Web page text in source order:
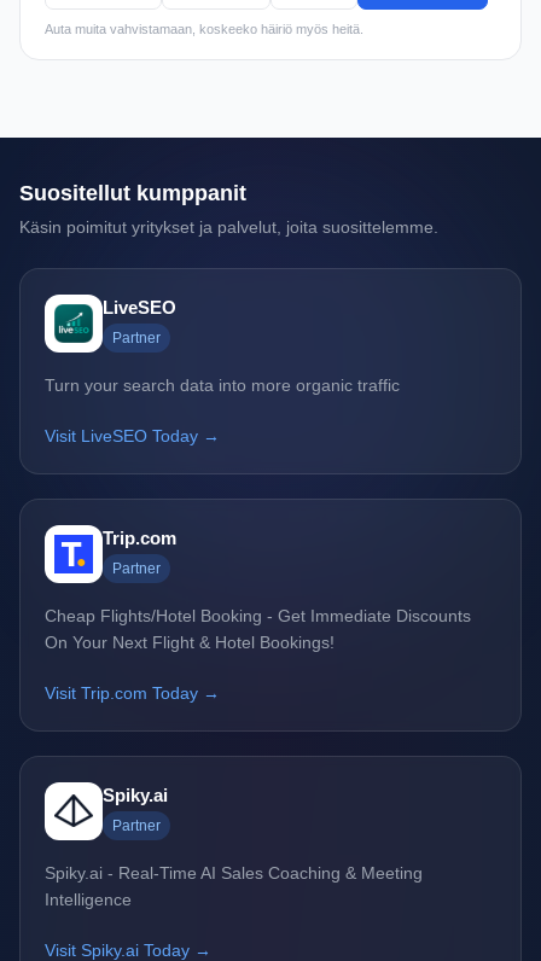
Auta muita vahvistamaan, koskeeko häiriö myös heitä.
Suositellut kumppanit
Käsin poimitut yritykset ja palvelut, joita suosittelemme.
LiveSEO
Partner
Turn your search data into more organic traffic
Visit LiveSEO Today →
Trip.com
Partner
Cheap Flights/Hotel Booking - Get Immediate Discounts
On Your Next Flight & Hotel Bookings!
Visit Trip.com Today →
Spiky.ai
Partner
Spiky.ai - Real-Time AI Sales Coaching & Meeting
Intelligence
Visit Spiky.ai Today →